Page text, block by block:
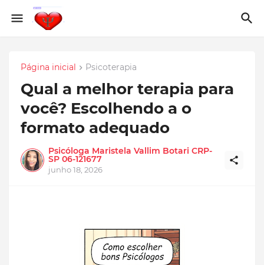
Página inicial Psicoterapia
Qual a melhor terapia para
você? Escolhendo a o
formato adequado
Psicóloga Maristela Vallim Botari CRP-
SP 06-121677
junho 18, 2026